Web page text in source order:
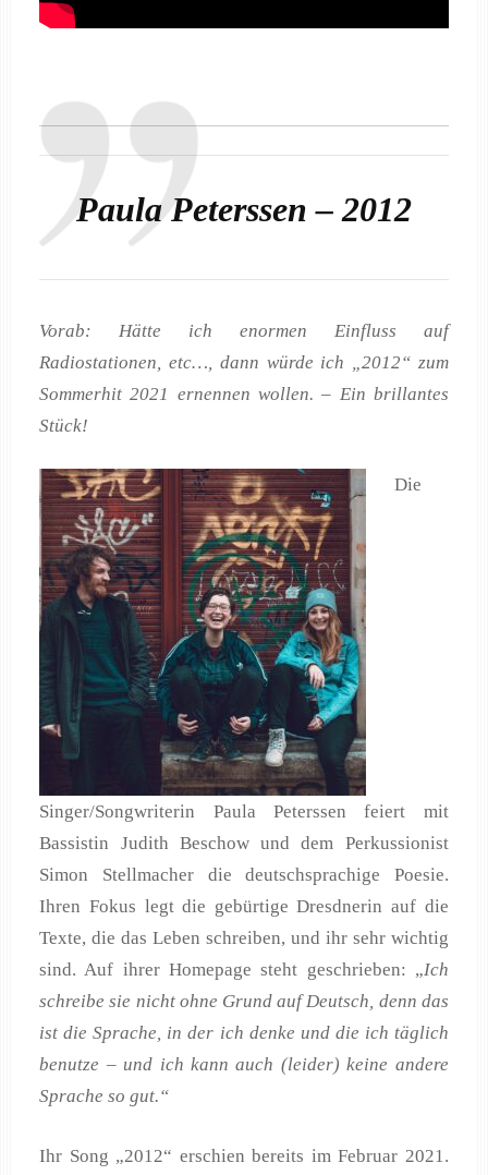
Paula Peterssen – 2012
Vorab: Hätte ich enormen Einfluss auf
Radiostationen, etc…, dann würde ich „2012“ zum
Sommerhit 2021 ernennen wollen. – Ein brillantes
Stück!
Die
Singer/Songwriterin Paula Peterssen feiert mit
Bassistin Judith Beschow und dem Perkussionist
Simon Stellmacher die deutschsprachige Poesie.
Ihren Fokus legt die gebürtige Dresdnerin auf die
Texte, die das Leben schreiben, und ihr sehr wichtig
sind. Auf ihrer Homepage steht geschrieben: „Ich
schreibe sie nicht ohne Grund auf Deutsch, denn das
ist die Sprache, in der ich denke und die ich täglich
benutze – und ich kann auch (leider) keine andere
Sprache so gut.“
Ihr Song „2012“ erschien bereits im Februar 2021.